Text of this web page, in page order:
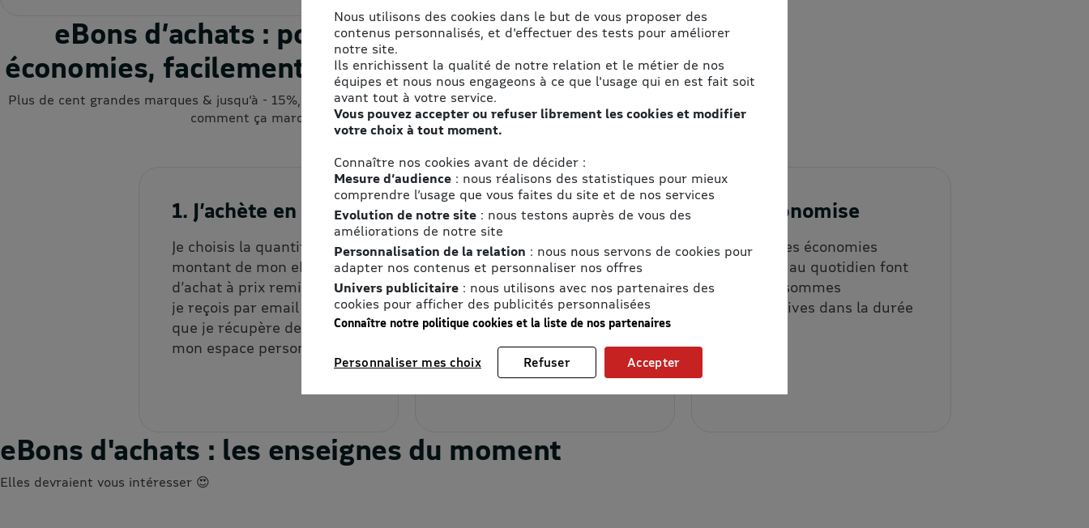
eBons d’achats : pour faire des
économies, facilement et au quotidien
Plus de cent grandes marques & jusqu’à - 15%, cumulables avec les promotions :
comment ça marche ?
1. J’achète en ligne
Je choisis la quantité et le
montant de mon eBon
d’achat à prix remisé, que
je reçois par email et/ou
que je récupère depuis
mon espace personnel.
2. J’utilise mon
eBon
En ligne ou en magasin
(vérifier les conditions
d'uitlisation propre à
chaque eBon), j’utilise mon
bon d’achat en saisissant
un code ou présentant un
3. J'économise
Les petites économies
répétées au quotidien font
vite des sommes
significatives dans la durée
eBons d'achats : les enseignes du moment
Elles devraient vous intéresser 😍
Nous utilisons des cookies dans le but de vous proposer des
contenus personnalisés, et d'effectuer des tests pour améliorer
notre site.
Ils enrichissent la qualité de notre relation et le métier de nos
équipes et nous nous engageons à ce que l'usage qui en est fait soit
avant tout à votre service.
Vous pouvez accepter ou refuser librement les cookies et modifier
votre choix à tout moment.
Connaître nos cookies avant de décider :
Mesure d’audience : nous réalisons des statistiques pour mieux
comprendre l’usage que vous faites du site et de nos services
Evolution de notre site : nous testons auprès de vous des
améliorations de notre site
Personnalisation de la relation : nous nous servons de cookies pour
adapter nos contenus et personnaliser nos offres
Univers publicitaire : nous utilisons avec nos partenaires des
cookies pour afficher des publicités personnalisées
Connaître notre politique cookies et la liste de nos partenaires
Personnaliser mes choix Refuser Accepter